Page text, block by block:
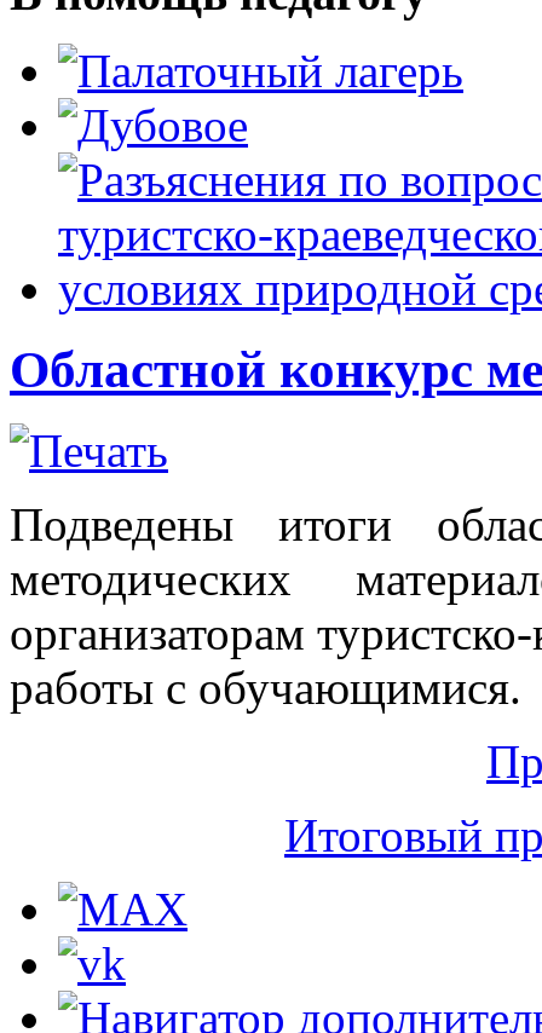
Областной конкурс
Подведены итоги
методических
организаторам
работы с обучающимися.
Итоговый